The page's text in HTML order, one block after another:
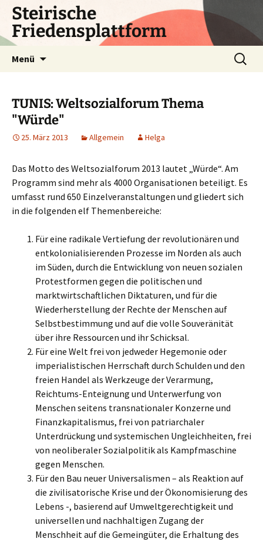
Zum
Inhalt
springen
Steirische
Friedensplattform
Menü
Suchen
nach:
TUNIS: Weltsozialforum Thema
"Würde"
25. März 2013 Allgemein Helga
Das Motto des Weltsozialforum 2013 lautet „Würde“. Am
Programm sind mehr als 4000 Organisationen beteiligt. Es
umfasst rund 650 Einzelveranstaltungen und gliedert sich
in die folgenden elf Themenbereiche:
Für eine radikale Vertiefung der revolutionären und
entkolonialisierenden Prozesse im Norden als auch
im Süden, durch die Entwicklung von neuen sozialen
Protestformen gegen die politischen und
marktwirtschaftlichen Diktaturen, und für die
Wiederherstellung der Rechte der Menschen auf
Selbstbestimmung und auf die volle Souveränität
über ihre Ressourcen und ihr Schicksal.
Für eine Welt frei von jedweder Hegemonie oder
imperialistischen Herrschaft durch Schulden und den
freien Handel als Werkzeuge der Verarmung,
Reichtums-Enteignung und Unterwerfung von
Menschen seitens transnationaler Konzerne und
Finanzkapitalismus, frei von patriarchaler
Unterdrückung und systemischen Ungleichheiten, frei
von neoliberaler Sozialpolitik als Kampfmaschine
gegen Menschen.
Für den Bau neuer Universalismen – als Reaktion auf
die zivilisatorische Krise und der Ökonomisierung des
Lebens -, basierend auf Umweltgerechtigkeit und
universellen und nachhaltigen Zugang der
Menschheit auf die Gemeingüter, die Erhaltung des